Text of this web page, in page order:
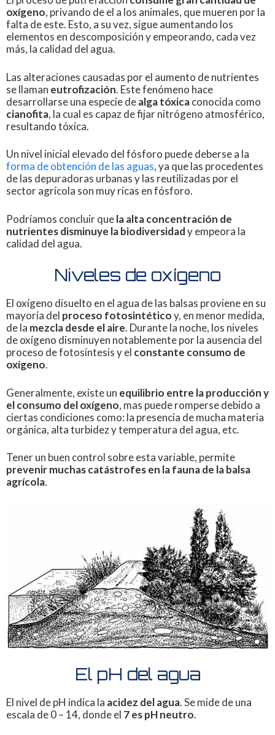
oxígeno, privando de el a los animales, que mueren por la
falta de este. Esto, a su vez, sigue aumentando los
elementos en descomposición y empeorando, cada vez
más, la calidad del agua.
Las alteraciones causadas por el aumento de nutrientes
se llaman eutrofización. Este fenómeno hace
desarrollarse una especie dealga tóxicaconocida como
cianofita, la cual es capaz de fijar nitrógeno atmosférico,
resultando tóxica.
Un nivel inicial elevado del fósforo puede deberse a la
forma de obtención de las aguas, ya que las procedentes
de las depuradoras urbanas y las reutilizadas por el
sector agrícola son muy ricas en fósforo.
Podríamos concluir quela alta concentración de
nutrientes disminuye la biodiversidady empeora la
calidad del agua.
Niveles de oxígeno
El oxígeno disuelto en el agua de las balsas proviene en su
mayoría del proceso fotosintéticoy, en menor medida,
de la mezcla desde el aire. Durante la noche, los niveles
de oxígeno disminuyen notablemente por la ausencia del
proceso de fotosíntesis y el constante consumo de
oxígeno.
Generalmente, existe un equilibrio entre la producción y
el consumo del oxígeno, mas puede romperse debido a
ciertas condiciones como: la presencia de mucha materia
orgánica, alta turbidez y temperatura del agua, etc.
Tener un buen control sobre esta variable, permite
prevenir muchas catástrofes en la fauna de la balsa
agrícola.
El pH del agua
El nivel de pH indica la acidez del agua. Se mide de una
escala de 0 – 14, donde el 7 es pH neutro.